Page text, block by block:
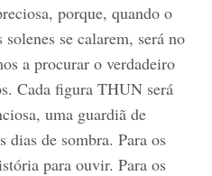
porque, quando o
se calarem, será no
a procurar o verdadeiro
Cada figura THUN será
uma guardiã de
dias de sombra. Para os
para ouvir. Para os